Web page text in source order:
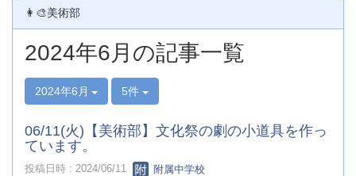
👩‍🎨美術部
2024年6月の記事一覧
2024年6月 5件
06/11(火)【美術部】文化祭の劇の小道具を作っ
ています。
投稿日時 : 2024/06/11 附属中学校